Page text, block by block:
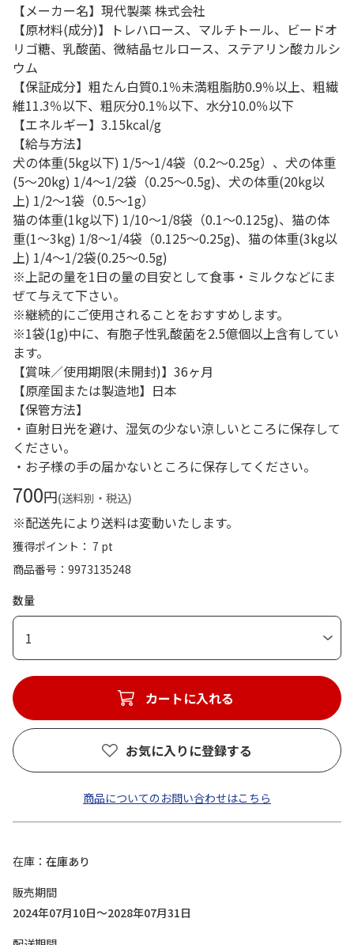
【メーカー名】現代製薬 株式会社
【原材料(成分)】トレハロース、マルチトール、ビードオ
リゴ糖、乳酸菌、微結晶セルロース、ステアリン酸カルシ
ウム
【保証成分】粗たん白質0.1％未満粗脂肪0.9％以上、粗繊
維11.3％以下、粗灰分0.1％以下、水分10.0％以下
【エネルギー】3.15kcal/g
【給与方法】
犬の体重(5kg以下) 1/5～1/4袋（0.2～0.25g）、犬の体重
(5～20kg) 1/4～1/2袋（0.25～0.5g)、犬の体重(20kg以
上) 1/2～1袋（0.5～1g）
猫の体重(1kg以下) 1/10～1/8袋（0.1～0.125g)、猫の体
重(1～3kg) 1/8～1/4袋（0.125～0.25g)、猫の体重(3kg以
上) 1/4～1/2袋(0.25～0.5g)
※上記の量を1日の量の目安として食事・ミルクなどにま
ぜて与えて下さい。
※継続的にご使用されることをおすすめします。
※1袋(1g)中に、有胞子性乳酸菌を2.5億個以上含有してい
ます。
【賞味／使用期限(未開封)】36ヶ月
【原産国または製造地】日本
【保管方法】
・直射日光を避け、湿気の少ない涼しいところに保存して
ください。
・お子様の手の届かないところに保存してください。
700円(送料別・税込)
※配送先により送料は変動いたします。
獲得ポイント： 7 pt
商品番号
9973135248
数量
1
カートに入れる
お気に入りに登録する
商品についてのお問い合わせはこちら
在庫
在庫あり
販売期間
2024年07月10日～2028年07月31日